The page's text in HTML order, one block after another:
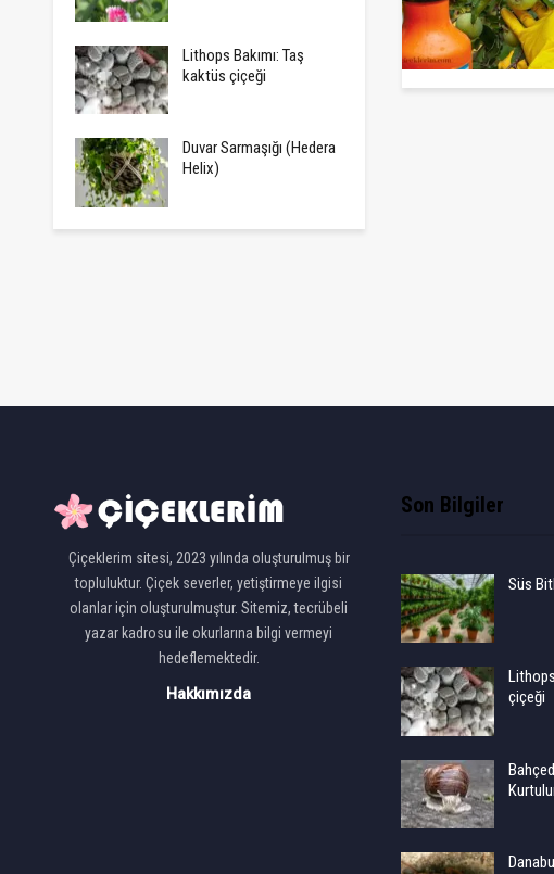
Lithops Bakımı: Taş
kaktüs çiçeği
Duvar Sarmaşığı (Hedera
Helix)
Çiçeklerim sitesi, 2023 yılında oluşturulmuş bir
topluluktur. Çiçek severler, yetiştirmeye ilgisi
olanlar için oluşturulmuştur. Sitemiz, tecrübeli
yazar kadrosu ile okurlarına bilgi vermeyi
hedeflemektedir.
Hakkımızda
Son Bilgiler
Süs
çiçeği